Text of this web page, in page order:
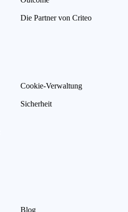
Die Partner von Criteo
Cookie-Verwaltung
Sicherheit
Blog